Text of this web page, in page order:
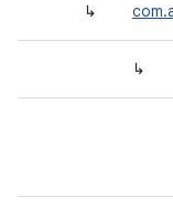
↳
↳